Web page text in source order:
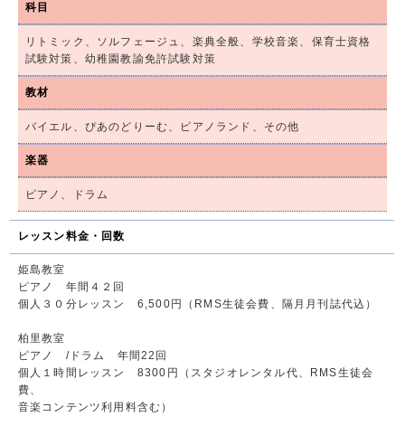
科目
リトミック、ソルフェージュ、楽典全般、学校音楽、保育士資格
試験対策、幼稚園教諭免許試験対策
教材
バイエル、ぴあのどりーむ、ピアノランド、その他
楽器
ピアノ、ドラム
レッスン料金・回数
姫島教室
ピアノ 年間４２回
個人３０分レッスン 6,500円（RMS生徒会費、隔月月刊誌代込）
柏里教室
ピアノ /ドラム 年間22回
個人１時間レッスン 8300円（スタジオレンタル代、RMS生徒会
費、
音楽コンテンツ利用料含む）